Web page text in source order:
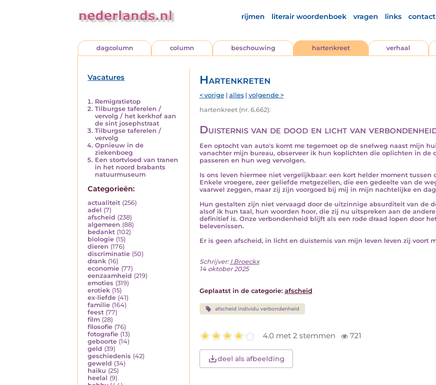
rijmen literair woordenboek vragen links contact
dagcolumn column beschouwing hartenkreet verhaal
Vacatures
Remigratietop
Tilburgse taferelen /
vervolg / het kerkhof aan
de sint josephstraat
Tilburgse taferelen /
vervolg
Opnieuw in de
ziekenboeg
Een stortvloed van tranen
in het noord brabants
natuurmuseum
Categorieën:
actualiteit (256)
adel (7)
afscheid (238)
algemeen (88)
bedankt (102)
biologie (15)
dieren (176)
discriminatie (50)
drank (16)
economie (77)
eenzaamheid (219)
emoties (319)
erotiek (15)
ex-liefde (41)
familie (164)
feest (77)
film (28)
filosofie (76)
fotografie (13)
geboorte (14)
geld (39)
geschiedenis (42)
geweld (34)
haiku (25)
heelal (9)
Hartenkreten
< vorige| alles| volgende >
hartenkreet (nr. 6.662):
Duisternis van de dood en licht van
Een optocht van auto's komt me tegemoet op de snelweg naast mijn
vanachter mijn bureau, observeer ik hun koplichten die oplichten in de
passeren en hun weg vervolgen.
Is ons leven hiermee niet vergelijkbaar: een kort helder moment tussen
Enkele vroegere, zeer geliefde metgezellen, die een gedeelte van de
vaarwel zeggen, maar zij zijn voorgoed bij mij in mijn nachtelijke en
Hun gestalten zijn niet vervaagd door de uitzinnige absurditeit van de
alsof ik hun taal, hun woorden hoor, die zij nu uitspreken aan de
definitief is. Onze verbondenheid blijft als een rode draad lopen door
belevenissen.
Er is geen afscheid, in licht en duisternis van mijn leven leven zij voort
Schrijver: I.Broeckx
14 oktober 2025
Geplaatst in de categorie: afscheid
afscheid individu verbondenheid
4.0 met 2 stemmen 721
deel als afbeelding